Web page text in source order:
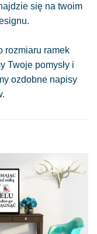
się na twoim
rozmiaru ramek
Twoje pomysły i
ozdobne napisy